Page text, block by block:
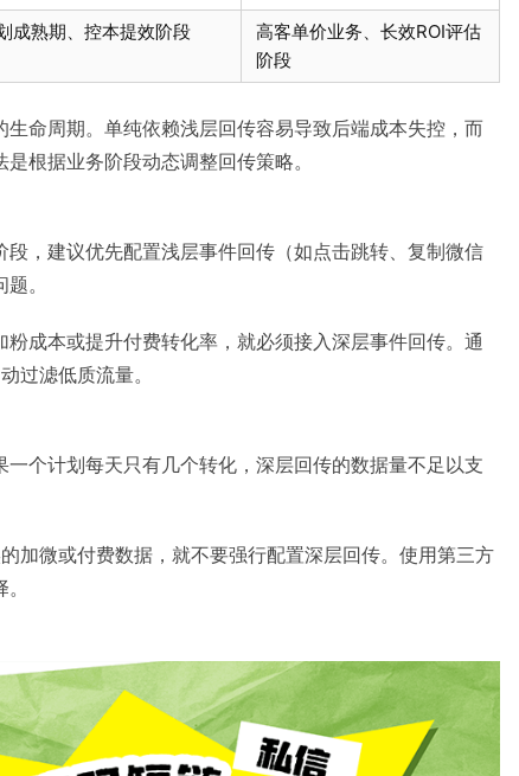
成熟期、控本提效阶段
高客单价业务、长效ROI评估
阶段
命周期。单纯依赖浅层回传容易导致后端成本失控，而
根据业务阶段动态调整回传策略。
，建议优先配置浅层事件回传（如点击跳转、复制微信
。
成本或提升付费转化率，就必须接入深层事件回传。通
过滤低质流量。
个计划每天只有几个转化，深层回传的数据量不足以支
加微或付费数据，就不要强行配置深层回传。使用第三方